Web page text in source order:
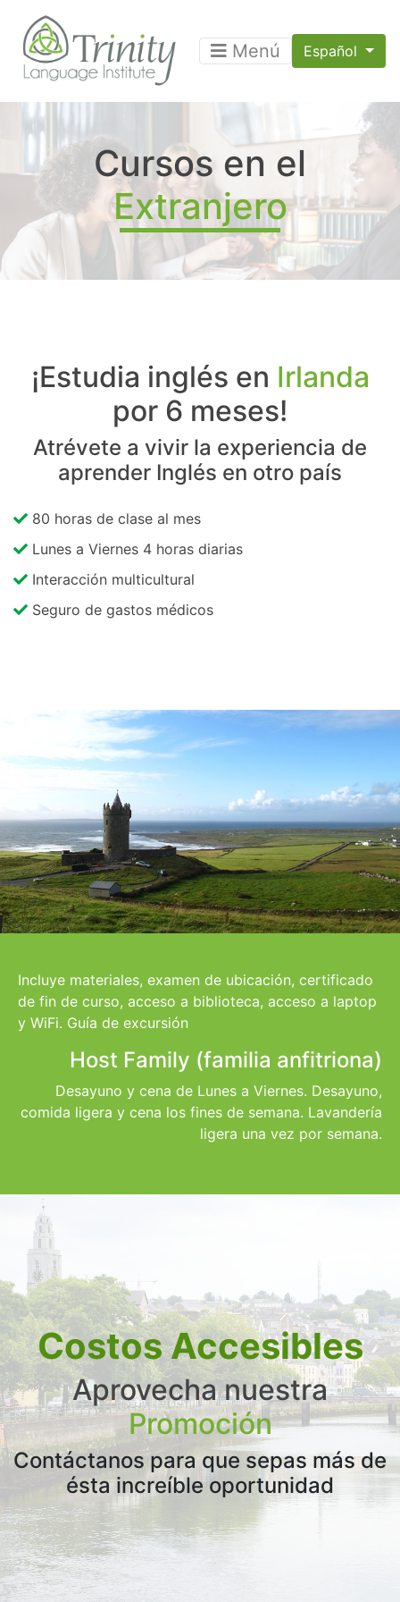
Menú Español
Cursos en el
Extranjero
¡Estudia inglés en Irlanda
por 6 meses!
Atrévete a vivir la experiencia de
aprender Inglés en otro país
80 horas de clase al mes
Lunes a Viernes 4 horas diarias
Interacción multicultural
Seguro de gastos médicos
Incluye materiales, examen de ubicación, certificado
de fin de curso, acceso a biblioteca, acceso a laptop
y WiFi. Guía de excursión
Host Family (familia anfitriona)
Desayuno y cena de Lunes a Viernes. Desayuno,
comida ligera y cena los fines de semana. Lavandería
ligera una vez por semana.
Costos Accesibles
Aprovecha nuestra
Promoción
Contáctanos para que sepas más de
ésta increíble oportunidad